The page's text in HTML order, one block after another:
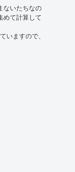
ないたちなの
めて計算して
いますので、